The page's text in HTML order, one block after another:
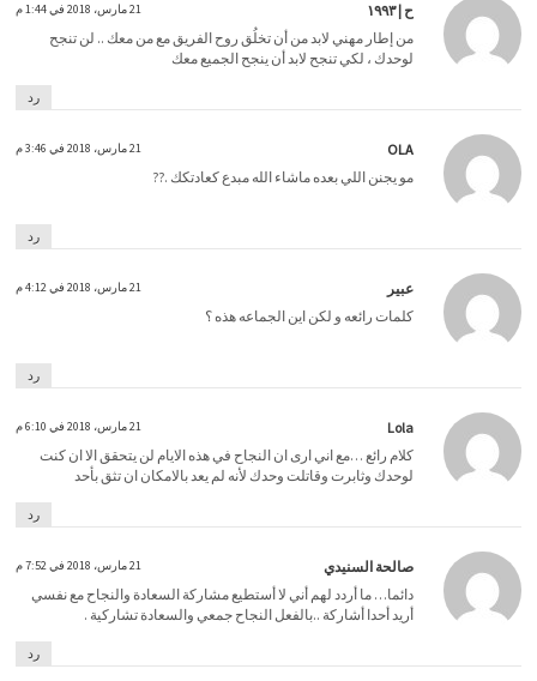
ح | ١٩٩٣ 21 مارس، 2018 في 1:44 م
‏⁧‫من إطار مهني لابد من أن تخلُق روح الفريق مع من معك .. لن تنجح
لوحدك ، لكي تنجح لابد أن ينجح الجميع معك
رد
OLA 21 مارس، 2018 في 3:46 م
مو يجنن اللي بعده ماشاء الله مبدع كعادتكك .??
رد
عبير 21 مارس، 2018 في 4:12 م
كلمات رائعه و لكن اين الجماعه هذه ؟
رد
Lola 21 مارس، 2018 في 6:10 م
كلام رائع …مع اني اری ان النجاح في هذه الايام لن يتحقق الا ان كنت
لوحدك وثابرت وقاتلت وحدك لأنه لم يعد بالامكان ان تثق بأحد
رد
صالحة السنيدي 21 مارس، 2018 في 7:52 م
دائما… ما أردد لهم أني لا أستطيع مشاركة السعادة والنجاح مع نفسي
أريد أحدا أشاركة ..بالفعل النجاح جمعي والسعادة تشاركية .
رد